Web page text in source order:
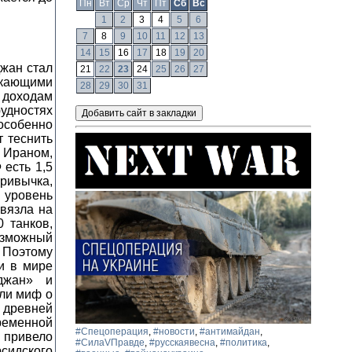
государственность. В 1936 г. Азербайджан вошёл в СССР на правах союзной республики. Азербайджанские тюрки стали официально называться азербайджанцами, их национальный язык получил название азербайджанского. Тогда же решением советского правительства азербайджанская письменность была переведена с латиницы на кириллицу. После 1991 года язык снова перевели на латиницу на основе турецкого ее варианта.В результате Азербайджан как государство тюрков-азербайджанцев появилось только в 1918 году в результате катастрофы, погубившей Российскую империю, и турецкой интервенции. Большевики сохранили эту государственность и выпестовали её. Сами азербайджанцы как самостоятельный этнос выделились из тюркоязычной массы не ранее начала XX века. По своему этногенезу –
Пн
Вт Ср Чт Пт Сб
Вс
1
2 3 4 5
6
7
8 9 10 11 12
13
14
15 16 17 18 19
20
21
22 23 24 25 26
27
28
29 30 31
#Спецоперация, #новости, #антимайдан,
#СилаVПравде, #русскаявесна, #политика,